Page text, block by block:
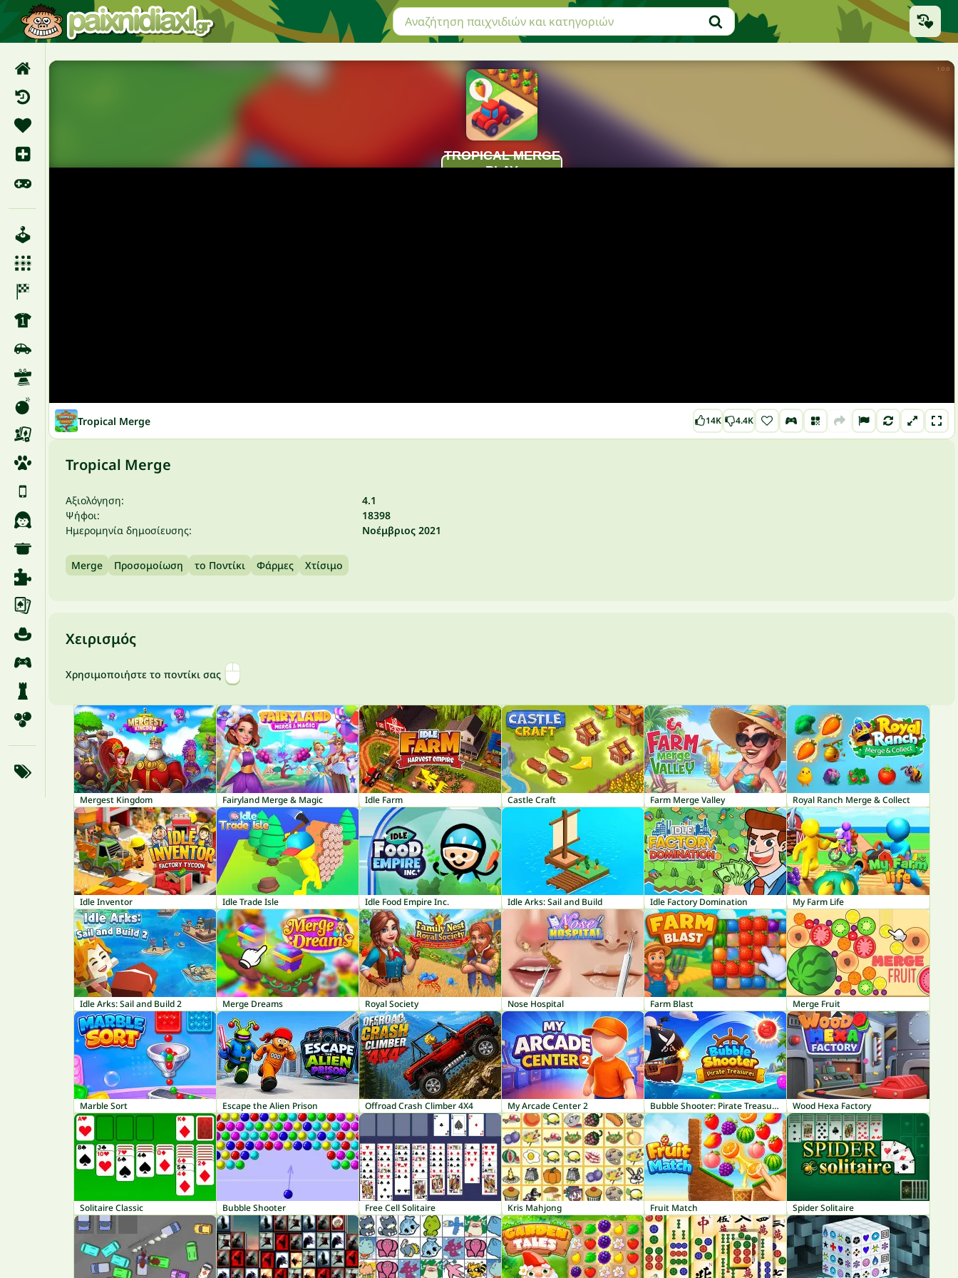
Tropical Merge 14K 4.4K
Tropical Merge
Αξιολόγηση:
4.1
Ψήφοι:
18398
Ημερομηνία δημοσίευσης:
Νοέμβριος 2021
Merge Προσομοίωση το Ποντίκι Φάρμες Χτίσιμο
Χειρισμός
Χρησιμοποιήστε το ποντίκι σας
Mergest Kingdom Fairyland Merge & Magic Idle Farm Castle Craft Farm Merge Valley Royal Ranch Merge & Collect
Idle Inventor Idle Trade Isle Idle Food Empire Inc. Idle Arks: Sail and Build Idle Factory Domination My Farm Life
Idle Arks: Sail and Build 2 Merge Dreams Royal Society Nose Hospital Farm Blast Merge Fruit
Marble Sort Escape the Alien Prison Offroad Crash Climber 4X4 My Arcade Center 2 Bubble Shooter: Pirate Treasures Wood Hexa Factory
Solitaire Classic Bubble Shooter Free Cell Solitaire Kris Mahjong Fruit Match Spider Solitaire